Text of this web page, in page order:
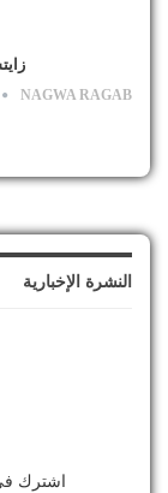
NAGWA RAGAB
النشرة الإخبارية
اشترك في